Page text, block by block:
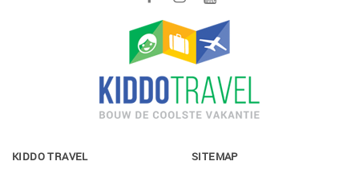
KIDDO TRAVEL SITEMAP